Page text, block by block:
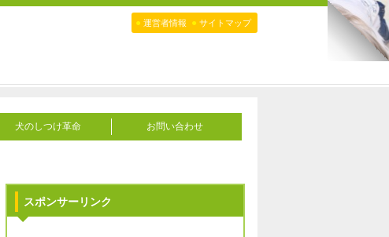
● 運営者情報 ● サイトマップ
犬のしつけ革命 お問い合わせ
スポンサーリンク